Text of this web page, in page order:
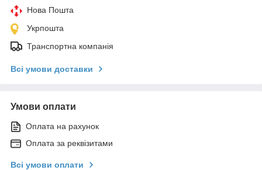
Нова Пошта
Укрпошта
Транспортна компанія
Всі умови доставки
Умови оплати
Оплата на рахунок
Оплата за реквізитами
Всі умови оплати